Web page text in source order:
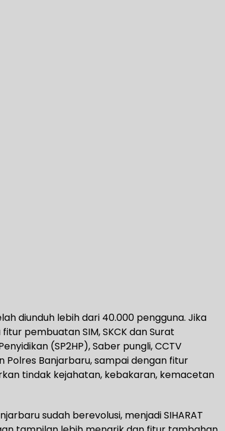
diunduh lebih dari 40.000 pengguna. Jika
pembuatan SIM, SKCK dan Surat
(SP2HP), Saber pungli, CCTV
Polres Banjarbaru, sampai dengan fitur
tindak kejahatan, kebakaran, kemacetan
sudah berevolusi, menjadi SIHARAT